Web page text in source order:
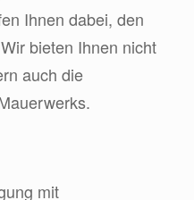
Ihnen dabei, den
bieten Ihnen nicht
auch die
mit